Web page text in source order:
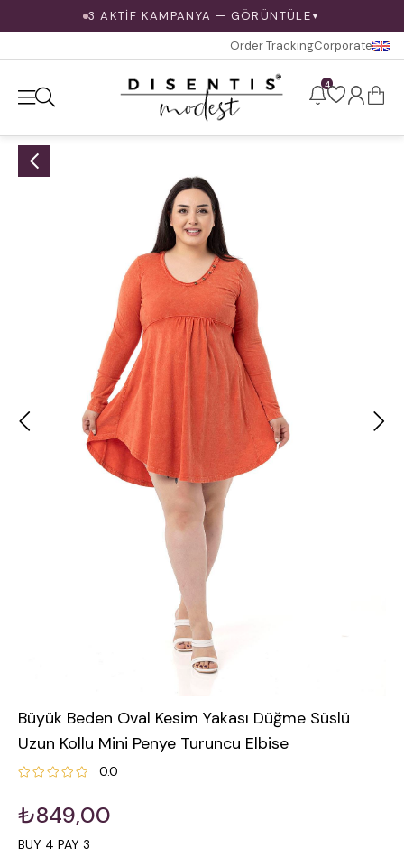
3 AKTİF KAMPANYA — GÖRÜNTÜLE ▼
Order TrackingCorporate
4
Büyük Beden Oval Kesim Yakası Düğme Süslü
Uzun Kollu Mini Penye Turuncu Elbise
0.0
₺849,00
BUY 4 PAY 3